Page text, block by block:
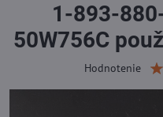
1-893-
50W756C
Hodnotenie